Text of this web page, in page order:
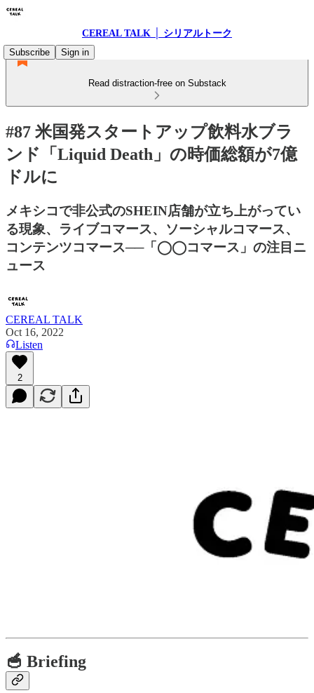
CEREAL TALK │ シリアルトーク
Subscribe
Sign in
Read distraction-free on Substack
#87 米国発スタートアップ飲料水ブラ
ンド「Liquid Death」の時価総額が7億
ドルに
メキシコで非公式のSHEIN店舗が立ち上がってい
る現象、ライブコマース、ソーシャルコマース、
コンテンツコマース──「◯◯コマース」の注目ニ
ュース
CEREAL TALK
Oct 16, 2022
Listen
2
🥣 Briefing